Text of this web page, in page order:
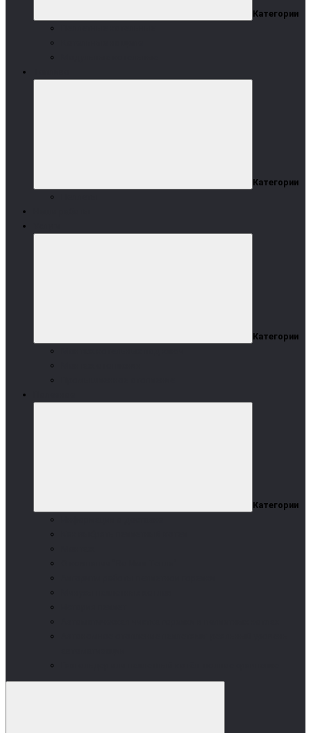
Категории
Категории
Категории
Категории